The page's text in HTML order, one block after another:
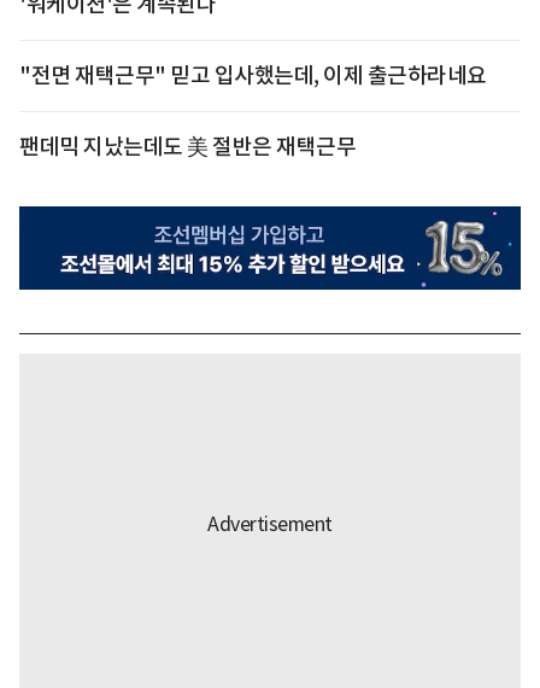
"전면 재택근무" 믿고 입사했는데, 이제 출근하라네요
팬데믹 지났는데도 美 절반은 재택근무